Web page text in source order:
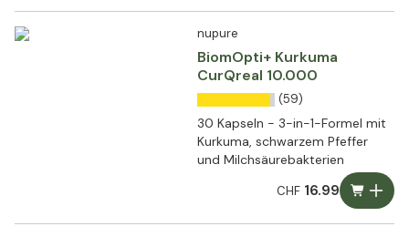
nupure
BiomOpti+ Kurkuma
CurQreal 10.000
(59)
30 Kapseln - 3-in-1-Formel mit
Kurkuma, schwarzem Pfeffer
und Milchsäurebakterien
CHF16.99